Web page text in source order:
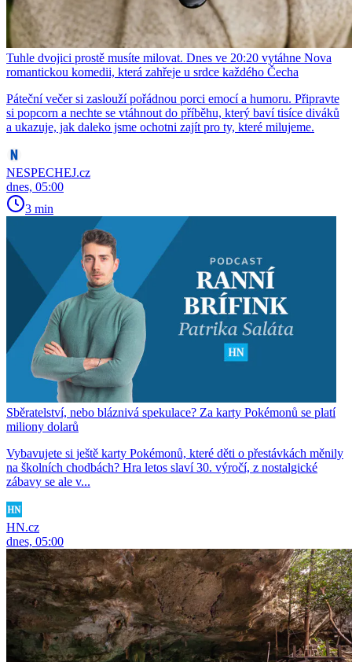
Tuhle dvojici prostě musíte milovat. Dnes ve 20:20 vytáhne Nova
romantickou komedii, která zahřeje u srdce každého Čecha
Páteční večer si zaslouží pořádnou porci emocí a humoru. Připravte
si popcorn a nechte se vtáhnout do příběhu, který baví tisíce diváků
a ukazuje, jak daleko jsme ochotni zajít pro ty, které milujeme.
NESPECHEJ.cz
dnes, 05:00
3 min
Sběratelství, nebo bláznivá spekulace? Za karty Pokémonů se platí
miliony dolarů
Vybavujete si ještě karty Pokémonů, které děti o přestávkách měnily
na školních chodbách? Hra letos slaví 30. výročí, z nostalgické
zábavy se ale v...
HN.cz
dnes, 05:00